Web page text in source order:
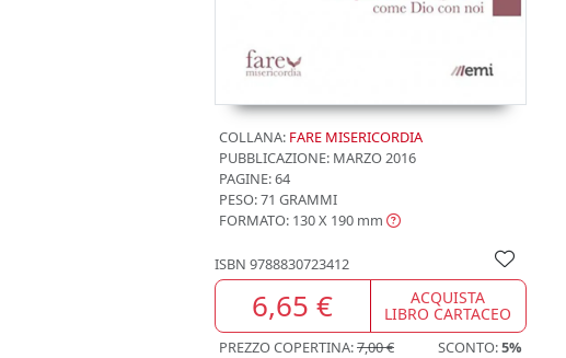
COLLANA: FARE MISERICORDIA
PUBBLICAZIONE: MARZO 2016
PAGINE: 64
PESO: 71 GRAMMI
FORMATO: 130 X 190 mm
ISBN 9788830723412
6,65 € ACQUISTA
LIBRO CARTACEO
PREZZO COPERTINA:7,00 € SCONTO:5%